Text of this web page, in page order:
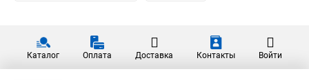
Каталог Оплата Доставка Контакты Войти